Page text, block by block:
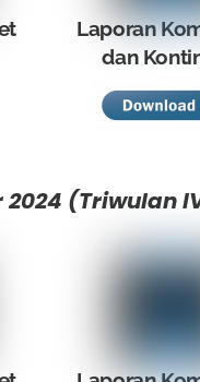
Laporan
dan
(Triwulan